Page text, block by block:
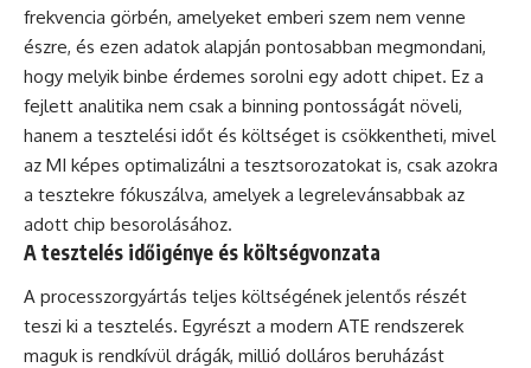
frekvencia görbén, amelyeket emberi szem nem venne
észre, és ezen adatok alapján pontosabban megmondani,
hogy melyik binbe érdemes sorolni egy adott chipet. Ez a
fejlett analitika nem csak a binning pontosságát növeli,
hanem a tesztelési időt és költséget is csökkentheti, mivel
az MI képes optimalizálni a tesztsorozatokat is, csak azokra
a tesztekre fókuszálva, amelyek a legrelevánsabbak az
adott chip besorolásához.
A tesztelés időigénye és költségvonzata
A processzorgyártás teljes költségének jelentős részét
teszi ki a tesztelés. Egyrészt a modern ATE rendszerek
maguk is rendkívül drágák, millió dolláros beruházást